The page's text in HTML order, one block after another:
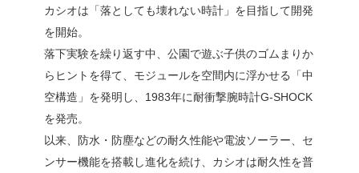
カシオは「落としても壊れない時計」を目指して開発
を開始。
落下実験を繰り返す中、公園で遊ぶ子供のゴムまりか
らヒントを得て、モジュールを空間内に浮かせる「中
空構造」を発明し、1983年に耐衝撃腕時計G-SHOCK
を発売。
以来、防水・防塵などの耐久性能や電波ソーラー、セ
ンサー機能を搭載し進化を続け、カシオは耐久性を普